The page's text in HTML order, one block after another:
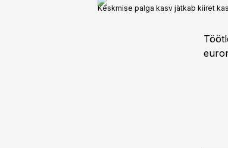
Keskmise palga kasv jätkab kiiret